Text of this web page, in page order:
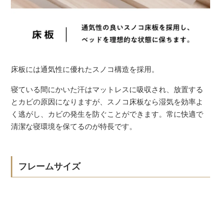
床板には通気性に優れたスノコ構造を採用。
寝ている間にかいた汗はマットレスに吸収され、放置する
とカビの原因になりますが、スノコ床板なら湿気を効率よ
く逃がし、カビの発生を防ぐことができます。常に快適で
清潔な寝環境を保てるのが特長です。
フレームサイズ